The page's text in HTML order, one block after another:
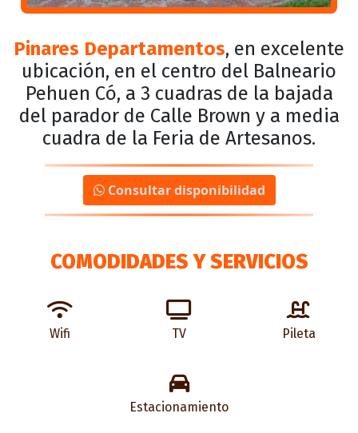
Pinares Departamentos, en excelente
ubicación, en el centro del Balneario
Pehuen Có, a 3 cuadras de la bajada
del parador de Calle Brown y a media
cuadra de la Feria de Artesanos.
Consultar disponibilidad
COMODIDADES Y SERVICIOS
Wifi TV Pileta
Estacionamiento